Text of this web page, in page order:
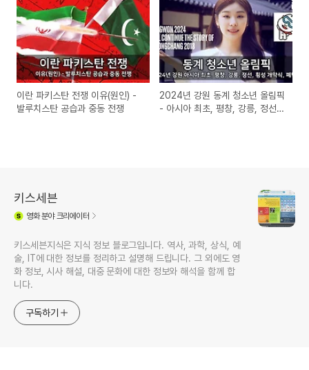
이란 파키스탄 전쟁 이유(원인) -
발루치스탄 공습과 중동 전쟁
2024년 강원 동계 청소년 올림픽
- 아시아 최초, 평창, 강릉, 정선,
키스세븐
영화분야 크리에이터
키스세븐지식은 지식 정보 블로그입니다. 역사, 과학, 상식, 예
술, IT에 대한 정보를 정리하고 설명해 드립니다. 그 외에도 영
화 정보, 시사 해설, 대중 문화에 대한 정보와 해석을 함께 합
니다.
구독하기